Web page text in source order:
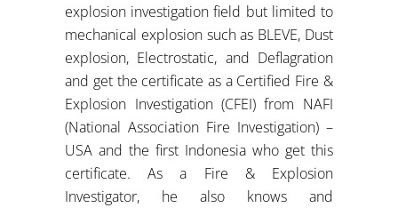
explosion investigation field but limited to
mechanical explosion such as BLEVE, Dust
explosion, Electrostatic, and Deflagration
and get the certificate as a Certified Fire &
Explosion Investigation (CFEI) from NAFI
(National Association Fire Investigation) –
USA and the first Indonesia who get this
certificate. As a Fire & Explosion
Investigator, he also knows and